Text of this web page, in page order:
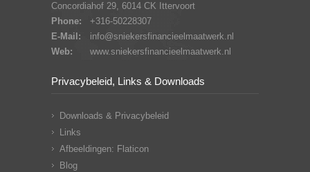
Concordiahof 29, 6014 CK Ittervoort
Phone:
+316-50228307
E-Mail:
info@sniekersfinancieelmaatwerk.nl
Web:
www.sniekersfinancieelmaatwerk.nl
Privacybeleid, Links & Downloads
Downloads & Privacybeleid
Links
Afbeeldingen: Flaticon
Blog